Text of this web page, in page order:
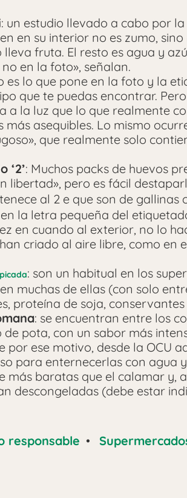
: un estudio llevado a cabo por
en su interior no es zumo,
fruta. El resto es agua y
en la foto», señalan.
es lo que pone en la foto y la
que te puedas encontrar.
a la luz que lo que realmente
asequibles. Lo mismo
que realmente solo
‘2’: Muchos packs de huevos
libertad», pero es fácil
al 2 e que son de gallinas
la letra pequeña del
en cuando al exterior, no lo
criado al aire libre, como en
: son un habitual en los
muchas de ellas (con solo
proteína de soja,
: se encuentran entre los
de pota, con un sabor más
por ese motivo, desde la OCU
para enternecerlas con agua
más baratas que el calamar y,
descongeladas (debe estar
responsable •